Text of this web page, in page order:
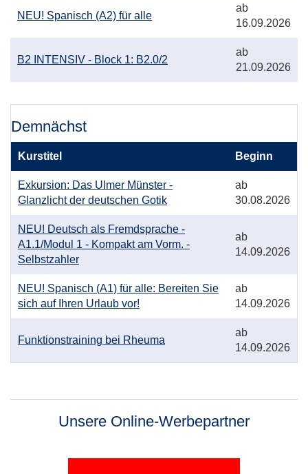
Kurstitel:
NEU! Spanisch (A2) für alle
Kursbeginn:
ab
16.09.2026
Kurstitel:
B2 INTENSIV - Block 1: B2.0/2
Kursbeginn:
ab
21.09.2026
Demnächst
Kurstitel Beginn
Kurstitel:
Exkursion: Das Ulmer Münster -
Glanzlicht der deutschen Gotik
Kursbeginn:
ab
30.08.2026
Kurstitel:
NEU! Deutsch als Fremdsprache -
A1.1/Modul 1 - Kompakt am Vorm. -
Selbstzahler
Kursbeginn:
ab
14.09.2026
Kurstitel:
NEU! Spanisch (A1) für alle: Bereiten Sie
sich auf Ihren Urlaub vor!
Kursbeginn:
ab
14.09.2026
Kurstitel:
Funktionstraining bei Rheuma
Kursbeginn:
ab
14.09.2026
Unsere Online-Werbepartner